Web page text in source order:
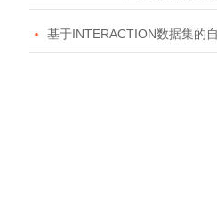
 基于INTERACTION数据集的自动驾驶